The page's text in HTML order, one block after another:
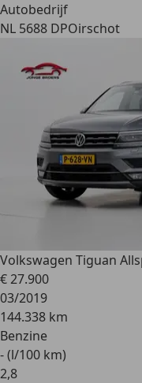
Autobedrijf
NL 5688 DPOirschot
Volkswagen Tiguan
€ 27.900
03/2019
144.338 km
Benzine
- (l/100 km)
2,8